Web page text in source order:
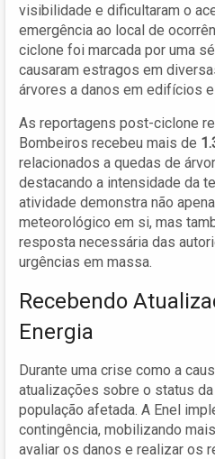
visibilidade e dificultaram o
emergência ao local de
ciclone foi marcada por uma
causaram estragos em
árvores a danos em edifícios
As reportagens post-ciclone
Bombeiros recebeu mais de
relacionados a quedas de
destacando a intensidade da
atividade demonstra não
meteorológico em si, mas
resposta necessária das
urgências em massa.
Recebendo
Energia
Durante uma crise como a
atualizações sobre o status
população afetada. A Enel
contingência, mobilizando
avaliar os danos e realizar os